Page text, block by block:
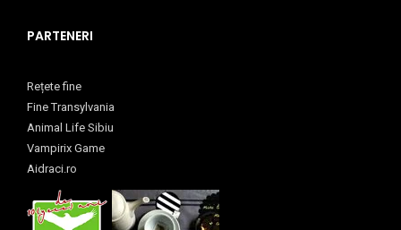
PARTENERI
Rețete fine
Fine Transylvania
Animal Life Sibiu
Vampirix Game
Aidraci.ro